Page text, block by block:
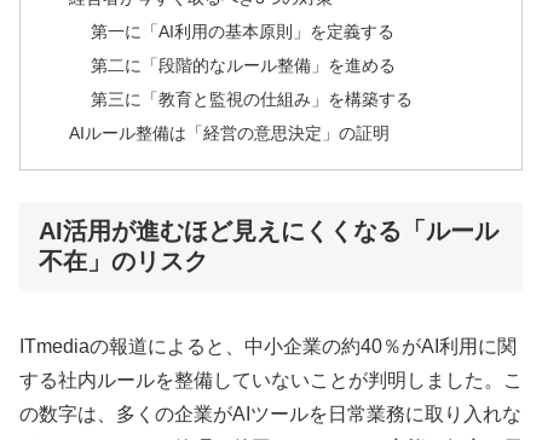
第一に「AI利用の基本原則」を定義する
第二に「段階的なルール整備」を進める
第三に「教育と監視の仕組み」を構築する
AIルール整備は「経営の意思決定」の証明
AI活用が進むほど見えにくくなる「ルール
不在」のリスク
ITmediaの報道によると、中小企業の約40％がAI利用に関
する社内ルールを整備していないことが判明しました。こ
の数字は、多くの企業がAIツールを日常業務に取り入れな